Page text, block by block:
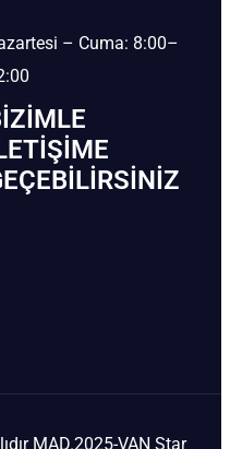
– Cuma: 8:00–
MAD.2025-VAN Star